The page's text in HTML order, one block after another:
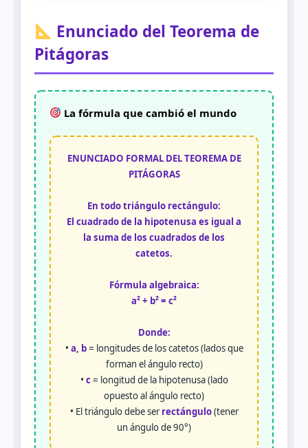
Enunciado del Teorema de
Pitágoras
La fórmula que cambió el mundo
ENUNCIADO FORMAL DEL TEOREMA DE
PITÁGORAS
En todo triángulo rectángulo:
El cuadrado de la hipotenusa es igual a
la suma de los cuadrados de los
catetos.
Fórmula algebraica:
a² + b² = c²
Donde:
• a, b= longitudes de los catetos (lados que
forman el ángulo recto)
• c= longitud de la hipotenusa (lado
opuesto al ángulo recto)
• El triángulo debe serrectángulo(tener
un ángulo de 90°)